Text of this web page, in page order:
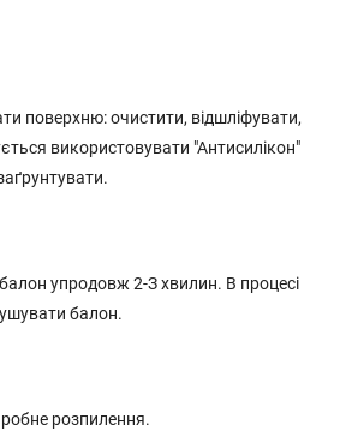
поверхню: очистити, відшліфувати,
використовувати "Антисилікон"
упродовж 2-З хвилин. В процесі
балон.
розпилення.